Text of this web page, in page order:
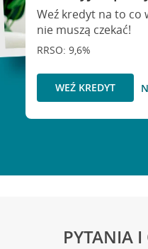
Weź kredyt na to co
nie muszą czekać!
RRSO: 9,6%
WEŹ KREDYT
PYTANIA